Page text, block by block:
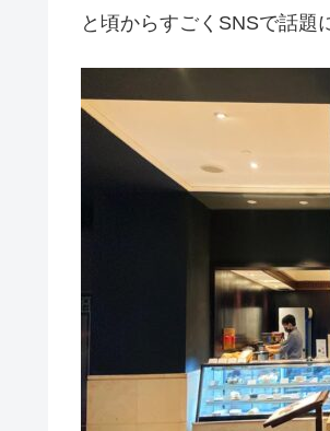
と頃からすごくSNSで話題